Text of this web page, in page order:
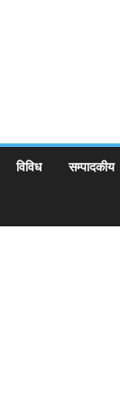
विविध सम्पादकीय